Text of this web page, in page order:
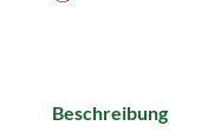
Beschreibung